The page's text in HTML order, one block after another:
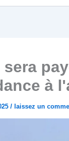
à
/ laissez un